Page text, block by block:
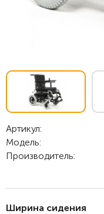
Артикул:
Модель:
Производитель:
Ширина сидения